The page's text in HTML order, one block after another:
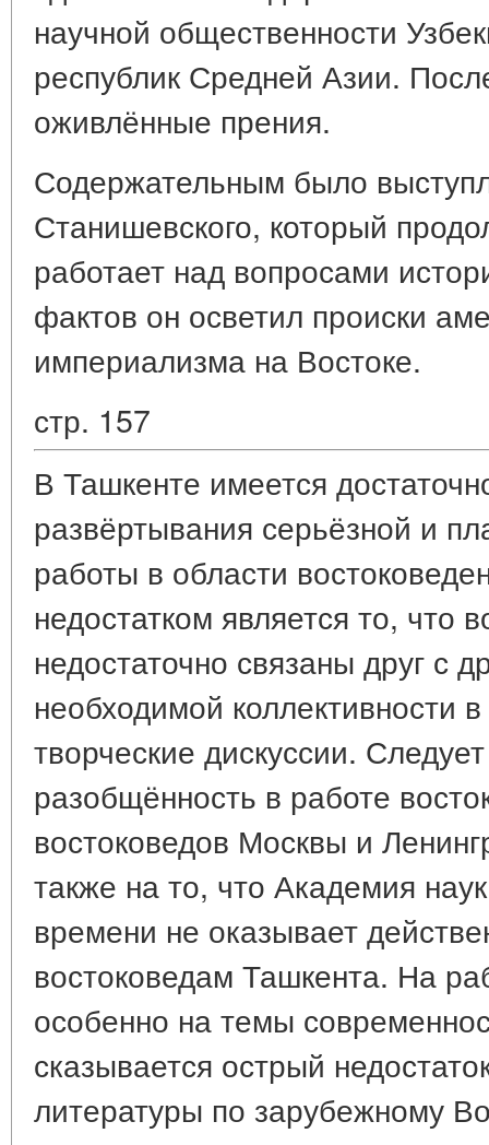
научной общественности
республик Средней Азии.
оживлённые прения.
Содержательным было
Станишевского, который
работает над вопросами
фактов он осветил происки
империализма на Востоке.
стр. 157
В Ташкенте имеется
развёртывания серьёзной и
работы в области
недостатком является то, что
недостаточно связаны друг с
необходимой коллективности
творческие дискуссии.
разобщённость в работе
востоковедов Москвы и
также на то, что Академия
времени не оказывает
востоковедам Ташкента. На
особенно на темы
сказывается острый
литературы по зарубежному